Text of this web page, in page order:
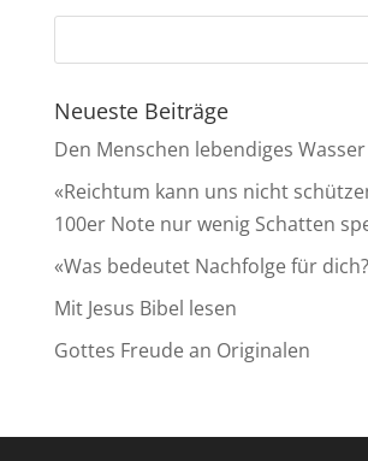
Neueste Beiträge
Den Menschen lebendiges
«Reichtum kann uns nicht
100er Note nur wenig Schatten
«Was bedeutet Nachfolge für
Mit Jesus Bibel lesen
Gottes Freude an Originalen